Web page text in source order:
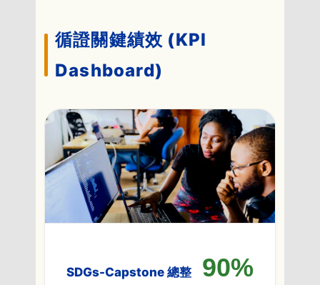
循證關鍵績效 (KPI
Dashboard)
SDGs-Capstone 總整
90%